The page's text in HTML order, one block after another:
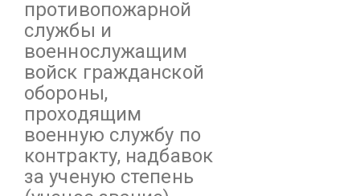
противопожарной
службы и
военнослужащим
войск гражданской
обороны,
проходящим
военную службу по
контракту, надбавок
за ученую степень